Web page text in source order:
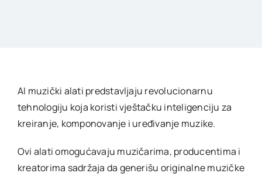
AI muzički alati predstavljaju revolucionarnu
tehnologiju koja koristi vještačku inteligenciju za
kreiranje, komponovanje i uređivanje muzike.
Ovi alati omogućavaju muzičarima, producentima i
kreatorima sadržaja da generišu originalne muzičke